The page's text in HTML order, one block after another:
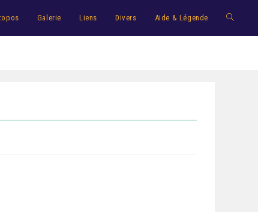
Galerie Liens Divers Aide & Légende